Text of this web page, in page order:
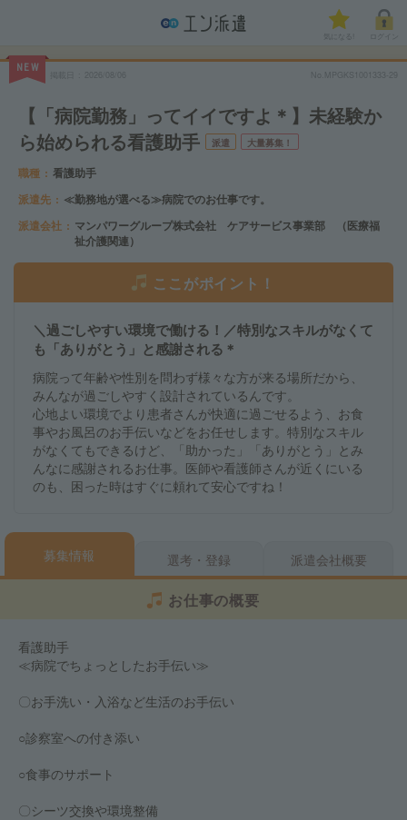
気になる!
NEW
No.MPGKS1001333-29
【「病院勤務」ってイイですよ＊】未経験か
ら始められる看護助手
派遣 大量募集！
職種
看護助手
派遣先
≪勤務地が選べる≫病院でのお仕事です。
派遣会社
マンパワーグループ株式会社 ケアサービス事業部 （医療福
祉介護関連）
ここがポイント！
＼過ごしやすい環境で働ける！／特別なスキルがなくて
も「ありがとう」と感謝される＊
病院って年齢や性別を問わず様々な方が来る場所だから、
みんなが過ごしやすく設計されているんです。
心地よい環境でより患者さんが快適に過ごせるよう、お食
事やお風呂のお手伝いなどをお任せします。特別なスキル
がなくてもできるけど、「助かった」「ありがとう」とみ
んなに感謝されるお仕事。医師や看護師さんが近くにいる
のも、困った時はすぐに頼れて安心ですね！
募集情報 選考・登録 派遣会社概要
お仕事の概要
看護助手
≪病院でちょっとしたお手伝い≫
〇お手洗い・入浴など生活のお手伝い
○診察室への付き添い
○食事のサポート
〇シーツ交換や環境整備